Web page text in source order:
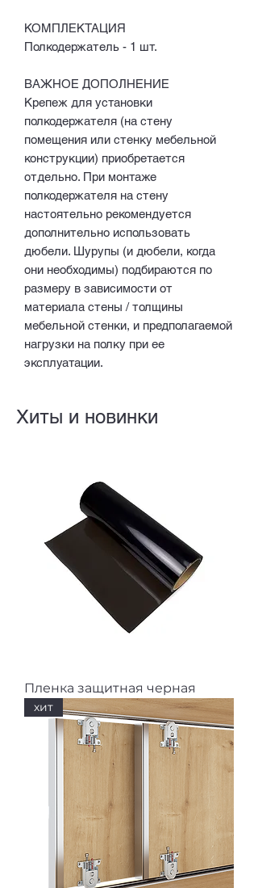
КОМПЛЕКТАЦИЯ
Полкодержатель - 1 шт.
ВАЖНОЕ ДОПОЛНЕНИЕ
Крепеж для установки
полкодержателя (на стену
помещения или стенку мебельной
конструкции) приобретается
отдельно. При монтаже
полкодержателя на стену
настоятельно рекомендуется
дополнительно использовать
дюбели. Шурупы (и дюбели, когда
они необходимы) подбираются по
размеру в зависимости от
материала стены / толщины
мебельной стенки, и предполагаемой
нагрузки на полку при ее
эксплуатации.
Хиты и новинки
Пленка защитная черная
хит